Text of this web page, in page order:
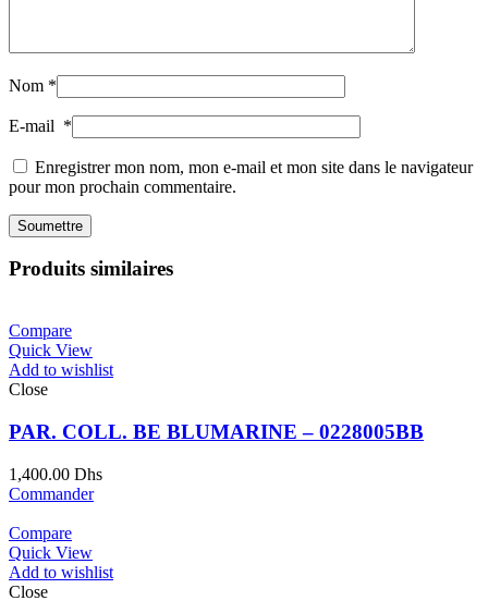
Nom *
E-mail *
Enregistrer mon nom, mon e-mail et mon site dans le navigateur
pour mon prochain commentaire.
Produits similaires
Compare
Quick View
Add to wishlist
Close
PAR. COLL. BE BLUMARINE – 0228005BB
1,400.00 Dhs
Commander
Compare
Quick View
Add to wishlist
Close